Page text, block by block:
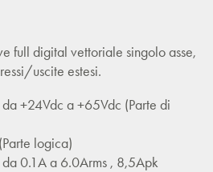
full digital vettoriale singolo asse,
uscite estesi.
+24Vdc a +65Vdc (Parte di
logica)
0.1A a 6.0Arms , 8,5Apk